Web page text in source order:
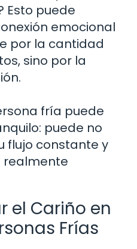
Esto puede
emocional
por la cantidad
sino por la
fría puede
puede no
flujo constante y
realmente
el Cariño en
Frías